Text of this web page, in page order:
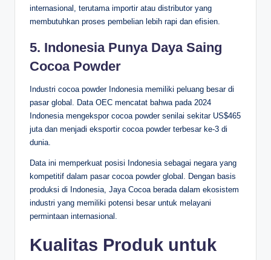
internasional, terutama importir atau distributor yang
membutuhkan proses pembelian lebih rapi dan efisien.
5. Indonesia Punya Daya Saing
Cocoa Powder
Industri cocoa powder Indonesia memiliki peluang besar di
pasar global. Data OEC mencatat bahwa pada 2024
Indonesia mengekspor cocoa powder senilai sekitar US$465
juta dan menjadi eksportir cocoa powder terbesar ke-3 di
dunia.
Data ini memperkuat posisi Indonesia sebagai negara yang
kompetitif dalam pasar cocoa powder global. Dengan basis
produksi di Indonesia, Jaya Cocoa berada dalam ekosistem
industri yang memiliki potensi besar untuk melayani
permintaan internasional.
Kualitas Produk untuk